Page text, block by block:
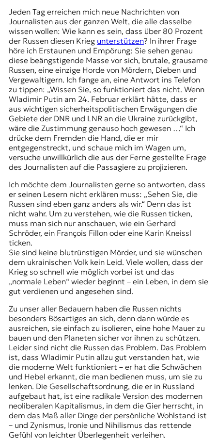
Jeden Tag erreichen mich neue Nachrichten von
Journalisten aus der ganzen Welt, die alle dasselbe
wissen wollen: Wie kann es sein, dass über 80 Prozent
der Russen diesen Krieg unterstützen? In ihrer Frage
höre ich Erstaunen und Empörung: Sie sehen genau
diese beängstigende Masse vor sich, brutale, grausame
Russen, eine einzige Horde von Mördern, Dieben und
Vergewaltigern. Ich fange an, eine Antwort ins Telefon
zu tippen: „Wissen Sie, so funktioniert das nicht. Wenn
Wladimir Putin am 24. Februar erklärt hätte, dass er
aus wichtigen sicherheitspolitischen Erwägungen die
Gebiete der DNR und LNR an die Ukraine zurückgibt,
wäre die Zustimmung genauso hoch gewesen …“ Ich
drücke dem Fremden die Hand, die er mir
entgegenstreckt, und schaue mich im Wagen um,
versuche unwillkürlich die aus der Ferne gestellte Frage
des Journalisten auf die Passagiere zu projizieren.
Ich möchte dem Journalisten gerne so antworten, dass
er seinen Lesern nicht erklären muss: „Sehen Sie, die
Russen sind eben ganz anders als wir.“ Denn das ist
nicht wahr. Um zu verstehen, wie die Russen ticken,
muss man sich nur anschauen, wie ein Gerhard
Schröder, ein François Fillon oder eine Karin Kneissl
ticken.
Sie sind keine blutrünstigen Mörder, und sie wünschen
dem ukrainischen Volk kein Leid. Viele wollen, dass der
Krieg so schnell wie möglich vorbei ist und das
„normale Leben“ wieder beginnt – ein Leben, in dem sie
gut verdienen und angesehen sind.
Zu unser aller Bedauern haben die Russen nichts
besonders Bösartiges an sich, denn dann würde es
ausreichen, sie einfach zu isolieren, eine hohe Mauer zu
bauen und den Planeten sicher vor ihnen zu schützen.
Leider sind nicht die Russen das Problem. Das Problem
ist, dass Wladimir Putin allzu gut verstanden hat, wie
die moderne Welt funktioniert – er hat die Schwächen
und Hebel erkannt, die man bedienen muss, um sie zu
lenken. Die Gesellschaftsordnung, die er in Russland
aufgebaut hat, ist eine radikale Version des modernen
neoliberalen Kapitalismus, in dem die Gier herrscht, in
dem das Maß aller Dinge der persönliche Wohlstand ist
– und Zynismus, Ironie und Nihilismus das rettende
Gefühl von leichter Überlegenheit verleihen.